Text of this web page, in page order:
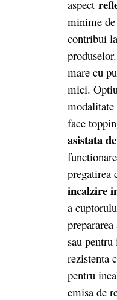
aspect
minime
contribui
mare cu
mici.
modalitate
face
asistata
pregatirea
incalzire
a
sau
rezistenta
pentru
emisa de